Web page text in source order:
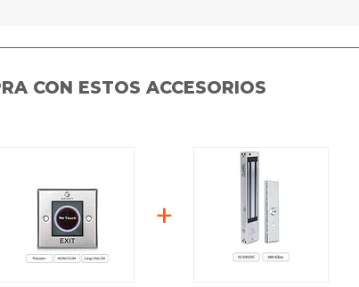
CON ESTOS ACCESORIOS
+